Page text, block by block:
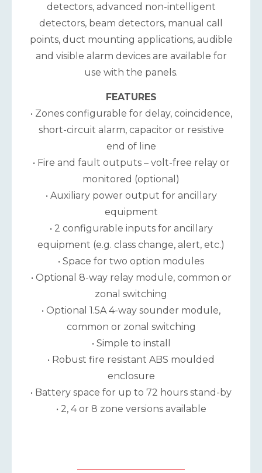
detectors, advanced non-intelligent
detectors, beam detectors, manual call
points, duct mounting applications, audible
and visible alarm devices are available for
use with the panels.
FEATURES
• Zones configurable for delay, coincidence,
short-circuit alarm, capacitor or resistive
end of line
• Fire and fault outputs – volt-free relay or
monitored (optional)
• Auxiliary power output for ancillary
equipment
• 2 configurable inputs for ancillary
equipment (e.g. class change, alert, etc.)
• Space for two option modules
• Optional 8-way relay module, common or
zonal switching
• Optional 1.5A 4-way sounder module,
common or zonal switching
• Simple to install
• Robust fire resistant ABS moulded
enclosure
• Battery space for up to 72 hours stand-by
• 2, 4 or 8 zone versions available